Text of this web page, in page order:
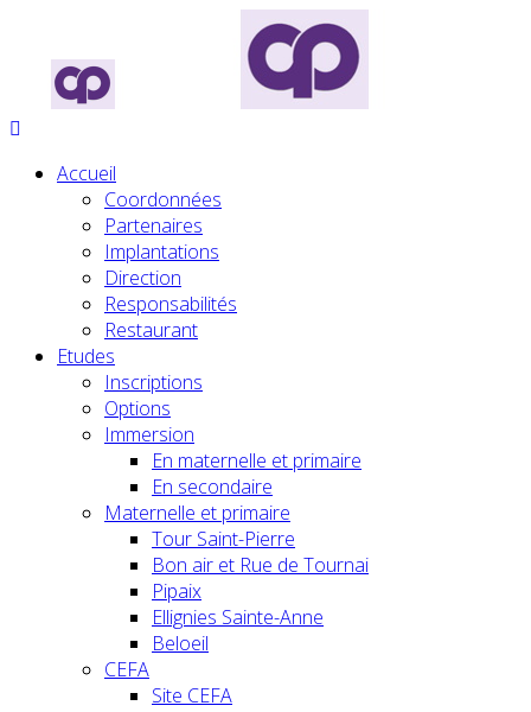
Accueil
Coordonnées
Partenaires
Implantations
Direction
Responsabilités
Restaurant
Etudes
Inscriptions
Options
Immersion
En maternelle et primaire
En secondaire
Maternelle et primaire
Tour Saint-Pierre
Bon air et Rue de Tournai
Pipaix
Ellignies Sainte-Anne
Beloeil
CEFA
Site CEFA